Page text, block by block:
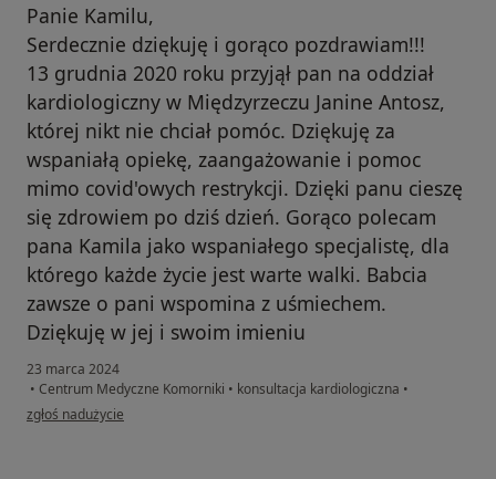
Panie Kamilu,
Serdecznie dziękuję i gorąco pozdrawiam!!!
13 grudnia 2020 roku przyjął pan na oddział
kardiologiczny w Międzyrzeczu Janine Antosz,
której nikt nie chciał pomóc. Dziękuję za
wspaniałą opiekę, zaangażowanie i pomoc
mimo covid'owych restrykcji. Dzięki panu cieszę
się zdrowiem po dziś dzień. Gorąco polecam
pana Kamila jako wspaniałego specjalistę, dla
którego każde życie jest warte walki. Babcia
zawsze o pani wspomina z uśmiechem.
Dziękuję w jej i swoim imieniu
23 marca 2024
• Centrum Medyczne Komorniki • konsultacja kardiologiczna •
w opinii użytkownika Michał Boryniec
zgłoś nadużycie